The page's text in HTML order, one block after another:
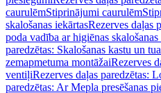
caurulēmStiprinājumi caurulēm
skalošanas iekārtasRezerves daļas
poda vadība ar higiēnas
paredzētas: Skalošanas kastu un
zemapmetuma montāžaiRezerves
ventiļiRezerves daļas paredzētas:
paredzētas: Ar Mepla presēšanas